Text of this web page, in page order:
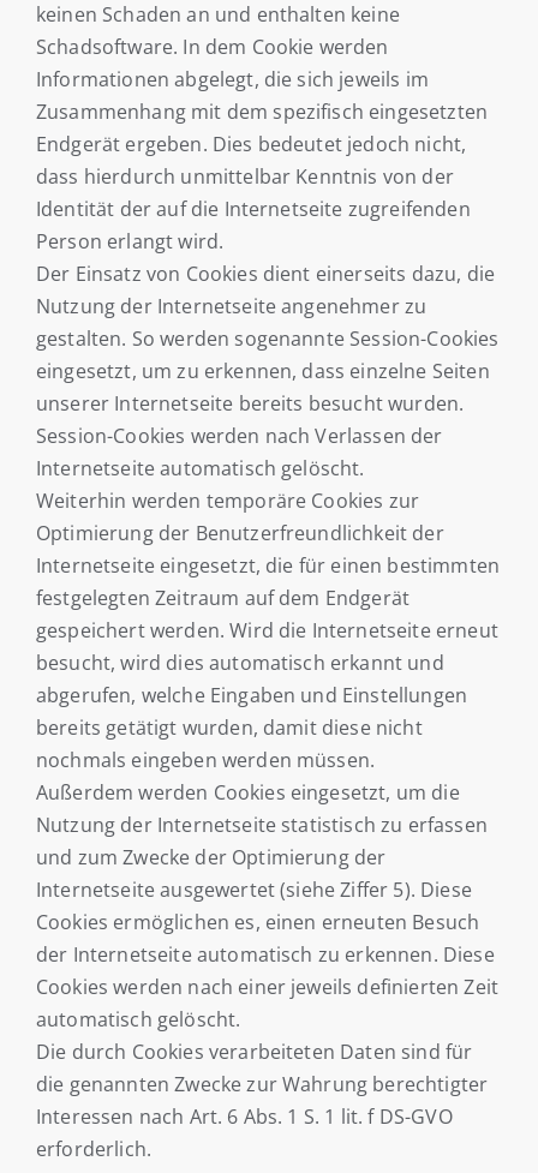
keinen Schaden an und enthalten keine
Schadsoftware. In dem Cookie werden
Informationen abgelegt, die sich jeweils im
Zusammenhang mit dem spezifisch eingesetzten
Endgerät ergeben. Dies bedeutet jedoch nicht,
dass hierdurch unmittelbar Kenntnis von der
Identität der auf die Internetseite zugreifenden
Person erlangt wird.
Der Einsatz von Cookies dient einerseits dazu, die
Nutzung der Internetseite angenehmer zu
gestalten. So werden sogenannte Session-Cookies
eingesetzt, um zu erkennen, dass einzelne Seiten
unserer Internetseite bereits besucht wurden.
Session-Cookies werden nach Verlassen der
Internetseite automatisch gelöscht.
Weiterhin werden temporäre Cookies zur
Optimierung der Benutzerfreundlichkeit der
Internetseite eingesetzt, die für einen bestimmten
festgelegten Zeitraum auf dem Endgerät
gespeichert werden. Wird die Internetseite erneut
besucht, wird dies automatisch erkannt und
abgerufen, welche Eingaben und Einstellungen
bereits getätigt wurden, damit diese nicht
nochmals eingeben werden müssen.
Außerdem werden Cookies eingesetzt, um die
Nutzung der Internetseite statistisch zu erfassen
und zum Zwecke der Optimierung der
Internetseite ausgewertet (siehe Ziffer 5). Diese
Cookies ermöglichen es, einen erneuten Besuch
der Internetseite automatisch zu erkennen. Diese
Cookies werden nach einer jeweils definierten Zeit
automatisch gelöscht.
Die durch Cookies verarbeiteten Daten sind für
die genannten Zwecke zur Wahrung berechtigter
Interessen nach Art. 6 Abs. 1 S. 1 lit. f DS-GVO
erforderlich.